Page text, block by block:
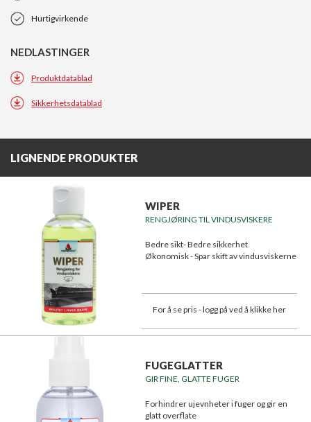
Hurtigvirkende
NEDLASTINGER
Produktdatablad
Sikkerhetsdatablad
LIGNENDE PRODUKTER
WIPER
RENGJØRING TIL VINDUSVISKERE
Bedre sikt- Bedre sikkerhet
Økonomisk - Spar skift av vindusviskerne
For å se pris - logg på ved å klikke her
FUGEGLATTER
GIR FINE, GLATTE FUGER
Forhindrer ujevnheter i fuger og gir en
glatt overflate